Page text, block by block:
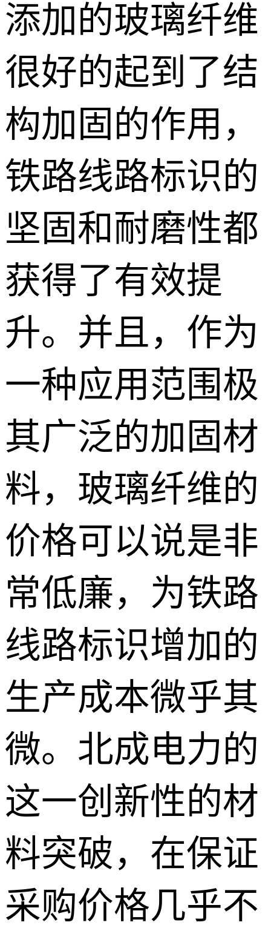
添加的玻璃纤维
很好的起到了结
构加固的作用，
铁路线路标识的
坚固和耐磨性都
获得了有效提
升。并且，作为
一种应用范围极
其广泛的加固材
料，玻璃纤维的
价格可以说是非
常低廉，为铁路
线路标识增加的
生产成本微乎其
微。北成电力的
这一创新性的材
料突破，在保证
采购价格几乎不